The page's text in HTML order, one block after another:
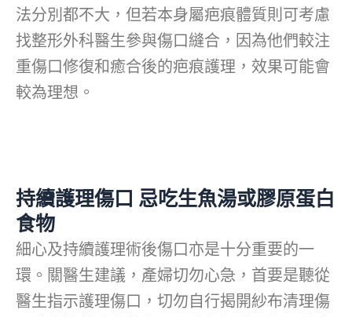
法分別都不大，但若本身屬疤痕體質則可考慮
找整形外科醫生參與傷口縫合，因為他們較注
重傷口修復和癒合後的疤痕護理，效果可能會
較為理想。
持續護理傷口 忌吃生魚湯或膠原蛋白
食物
細心及持續護理術後傷口亦是十分重要的一
環。關醫生建議，產婦切勿心急，首要是聽從
醫生指示護理傷口，切勿自行揭開紗布清理傷